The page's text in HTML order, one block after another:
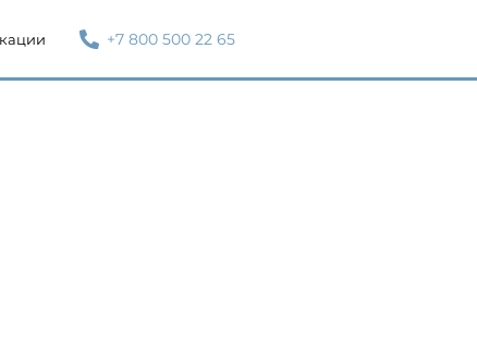
+7 800 500 22 65